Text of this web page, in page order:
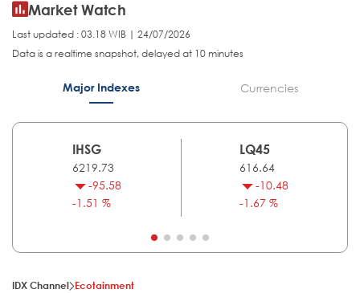
Market Watch
Last updated : 03.18 WIB | 24/07/2026
Data is a realtime snapshot, delayed at 10 minutes
Major Indexes Currencies
IHSG
6219.73
-95.58
-1.51 %
LQ45
616.64
-10.48
-1.67 %
IDX Channel Ecotainment